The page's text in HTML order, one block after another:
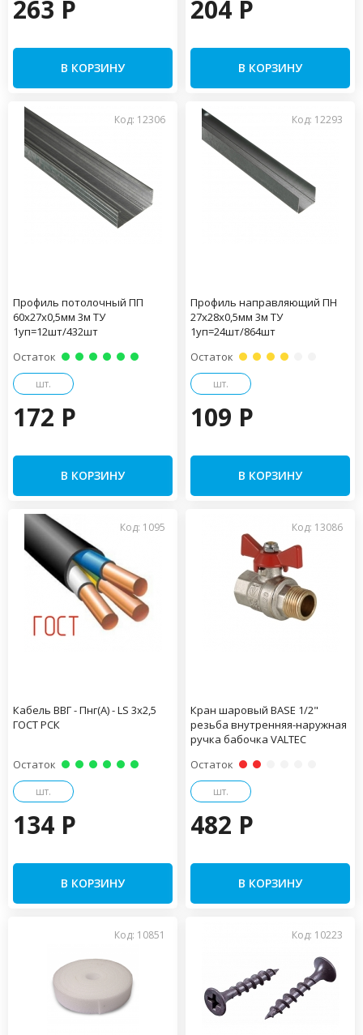
263 P
В КОРЗИНУ
204 P
В КОРЗИНУ
Код: 12306
Профиль потолочный ПП
60х27х0,5мм 3м ТУ
1уп=12шт/432шт
Остаток
шт.
172 P
В КОРЗИНУ
Код: 12293
Профиль направляющий ПН
27х28х0,5мм 3м ТУ
1уп=24шт/864шт
Остаток
шт.
109 P
В КОРЗИНУ
Код: 1095
Кабель ВВГ - Пнг(А) - LS 3х2,5
ГОСТ РСК
Остаток
шт.
134 P
В КОРЗИНУ
Код: 13086
Кран шаровый BASE 1/2"
резьба внутренняя-наружная
ручка бабочка VALTEC
Остаток
шт.
482 P
В КОРЗИНУ
Код: 10851 Код: 10223